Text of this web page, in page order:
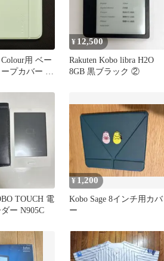
用 ベー
プカバー グ
¥ 12,500
Rakuten Kobo libra H2O
8GB 黒ブラック ②
TOUCH 電
ー N905C
¥ 1,200
Kobo Sage 8インチ用カバ
ー